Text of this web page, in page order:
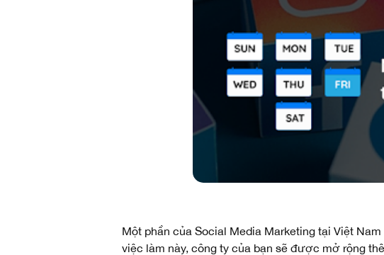
Một phần của Social Media Marketing tại Việt
việc làm này, công ty của bạn sẽ được mở rộng